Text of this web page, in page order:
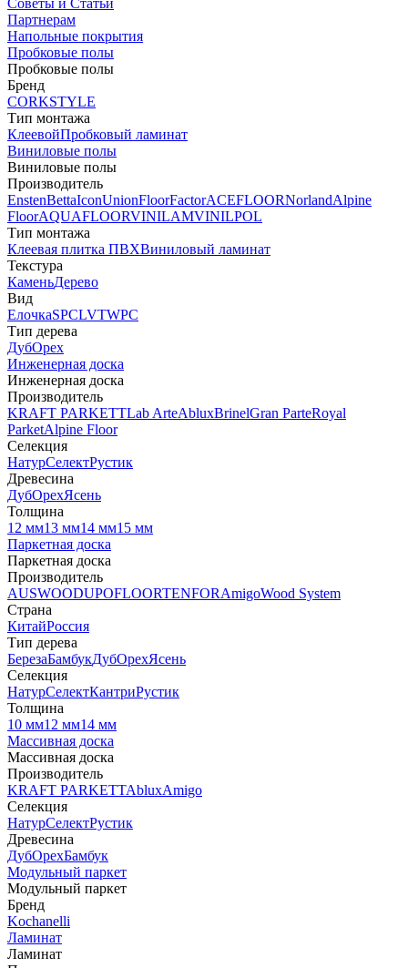
Советы и Статьи
Партнерам
Напольные покрытия
Пробковые полы
Пробковые полы
Бренд
CORKSTYLE
Тип монтажа
КлеевойПробковый ламинат
Виниловые полы
Виниловые полы
Производитель
EnstenBettaIconUnionFloorFactorACEFLOORNorlandAlpine
FloorAQUAFLOORVINILAMVINILPOL
Тип монтажа
Клеевая плитка ПВХВиниловый ламинат
Текстура
КаменьДерево
Вид
ЕлочкаSPCLVTWPC
Тип дерева
ДубОрех
Инженерная доска
Инженерная доска
Производитель
KRAFT PARKETTLab ArteAbluxBrinelGran ParteRoyal
ParketAlpine Floor
Селекция
НатурСелектРустик
Древесина
ДубОрехЯсень
Толщина
12 мм13 мм14 мм15 мм
Паркетная доска
Паркетная доска
Производитель
AUSWOODUPOFLOORTENFORAmigoWood System
Страна
КитайРоссия
Тип дерева
БерезаБамбукДубОрехЯсень
Селекция
НатурСелектКантриРустик
Толщина
10 мм12 мм14 мм
Массивная доска
Массивная доска
Производитель
KRAFT PARKETTAbluxAmigo
Селекция
НатурСелектРустик
Древесина
ДубОрехБамбук
Модульный паркет
Модульный паркет
Бренд
Kochanelli
Ламинат
Ламинат